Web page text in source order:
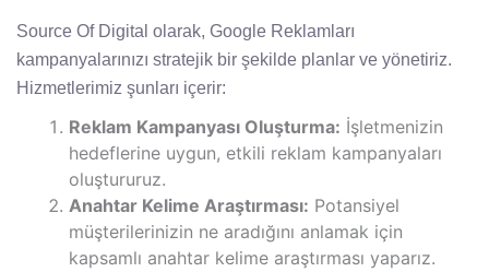
Source Of Digital olarak, Google Reklamları
kampanyalarınızı stratejik bir şekilde planlar ve yönetiriz.
Hizmetlerimiz şunları içerir:
Reklam Kampanyası Oluşturma: İşletmenizin
hedeflerine uygun, etkili reklam kampanyaları
oluştururuz.
Anahtar Kelime Araştırması: Potansiyel
müşterilerinizin ne aradığını anlamak için
kapsamlı anahtar kelime araştırması yaparız.